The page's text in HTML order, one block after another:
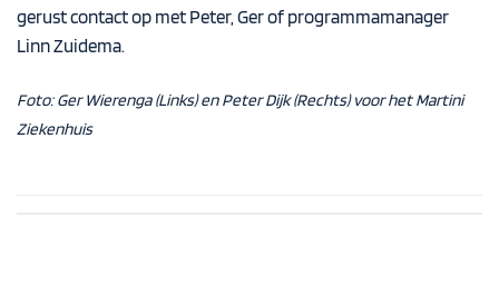
gerust contact op met Peter, Gerof programmamanager
Linn Zuidema.
Foto: GerWierenga(Links) en Peter Dijk (Rechts) voor het Martini
Ziekenhuis